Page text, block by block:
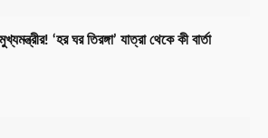
‘হর ঘর তিরঙ্গা’ যাত্রা থেকে কী বার্তা